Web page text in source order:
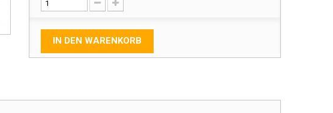
IN DEN WARENKORB